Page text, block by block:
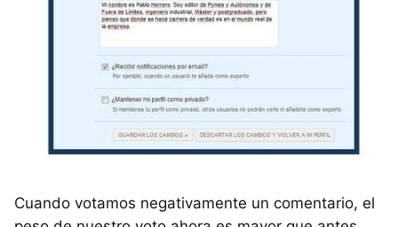
Cuando votamos negativamente un comentario, el